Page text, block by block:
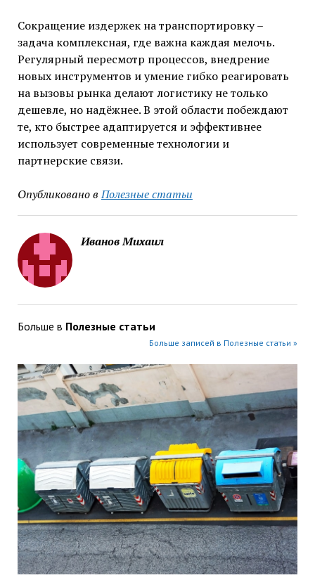
Сокращение издержек на транспортировку –
задача комплексная, где важна каждая мелочь.
Регулярный пересмотр процессов, внедрение
новых инструментов и умение гибко реагировать
на вызовы рынка делают логистику не только
дешевле, но надёжнее. В этой области побеждают
те, кто быстрее адаптируется и эффективнее
использует современные технологии и
партнерские связи.
Опубликовано в Полезные статьи
Иванов Михаил
Больше в Полезные статьи
Больше записей в Полезные статьи »